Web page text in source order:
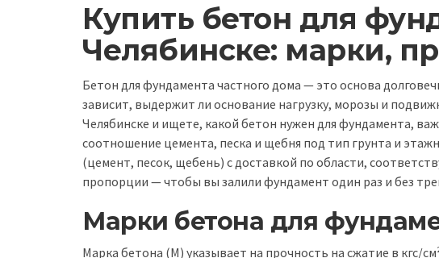
Купить бетон для
Челябинске: марки,
Бетон для фундамента частного дома — это основа
зависит, выдержит ли основание нагрузку, морозы и
Челябинске и ищете, какой бетон нужен для фундамента,
соотношение цемента, песка и щебня под тип грунта и
(цемент, песок, щебень) с доставкой по области,
пропорции — чтобы вы залили фундамент один раз и без
Марки бетона для
Марка бетона (М) указывает на прочность на сжатие в кгс/